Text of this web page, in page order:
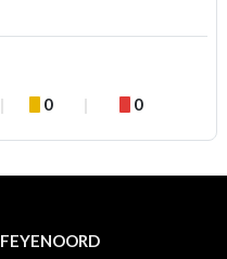
0 0
FEYENOORD